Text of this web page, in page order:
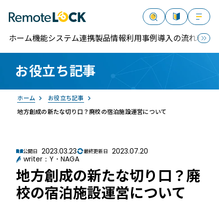
お役立ち記事
地方創成の新たな切り口？廃校の宿泊施設運営について
お役立ち記事
ホーム
公開日 2023.03.23 最終更新日 2023.07.20
writer：Y・NAGA
地方創成の新たな切り口？廃
校の宿泊施設運営について
ホーム機能システム連携製品情報利用事例導入の流れ料金
RemoteLOCK